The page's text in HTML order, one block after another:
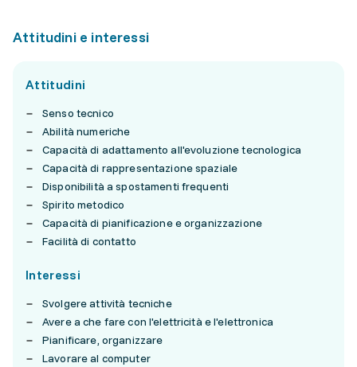
Attitudini e interessi
Attitudini
Senso tecnico
Abilità numeriche
Capacità di adattamento all'evoluzione tecnologica
Capacità di rappresentazione spaziale
Disponibilità a spostamenti frequenti
Spirito metodico
Capacità di pianificazione e organizzazione
Facilità di contatto
Interessi
Svolgere attività tecniche
Avere a che fare con l'elettricità e l'elettronica
Pianificare, organizzare
Lavorare al computer